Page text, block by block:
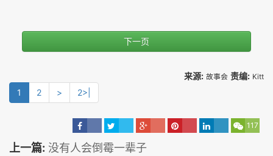
下一页
1 2 > 2>|
来源: 故事会 责编: Kitt
117
上一篇: 没有人会倒霉一辈子